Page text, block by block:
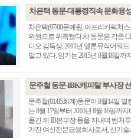
차은택 동문-대통령직속 문화융
차은택(97/00문예원, 아프리카픽쳐
위원으로 위촉됐다.차 동문은 각종
디오 감독상, 2011년 멜론뮤직어워
맡고 있다. 임기는 2015년 8월18일까
문주철 동문-IBK캐피탈 부사장
문주철(81/85회계)동문이 8월14일
는 8월 17일부터 2016년 8월 16일까
옮긴 뒤 IB본부장 등을 지내며 벤처
가진 여신전문금융회사로서, 신기술